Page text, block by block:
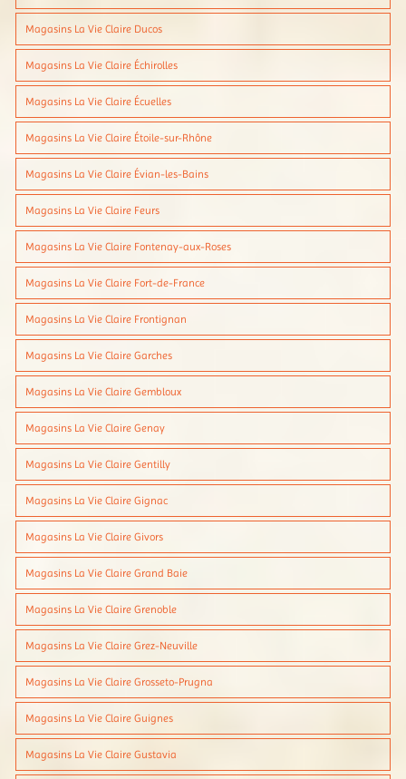
Magasins La Vie Claire Ducos
Magasins La Vie Claire Échirolles
Magasins La Vie Claire Écuelles
Magasins La Vie Claire Étoile-sur-Rhône
Magasins La Vie Claire Évian-les-Bains
Magasins La Vie Claire Feurs
Magasins La Vie Claire Fontenay-aux-Roses
Magasins La Vie Claire Fort-de-France
Magasins La Vie Claire Frontignan
Magasins La Vie Claire Garches
Magasins La Vie Claire Gembloux
Magasins La Vie Claire Genay
Magasins La Vie Claire Gentilly
Magasins La Vie Claire Gignac
Magasins La Vie Claire Givors
Magasins La Vie Claire Grand Baie
Magasins La Vie Claire Grenoble
Magasins La Vie Claire Grez-Neuville
Magasins La Vie Claire Grosseto-Prugna
Magasins La Vie Claire Guignes
Magasins La Vie Claire Gustavia